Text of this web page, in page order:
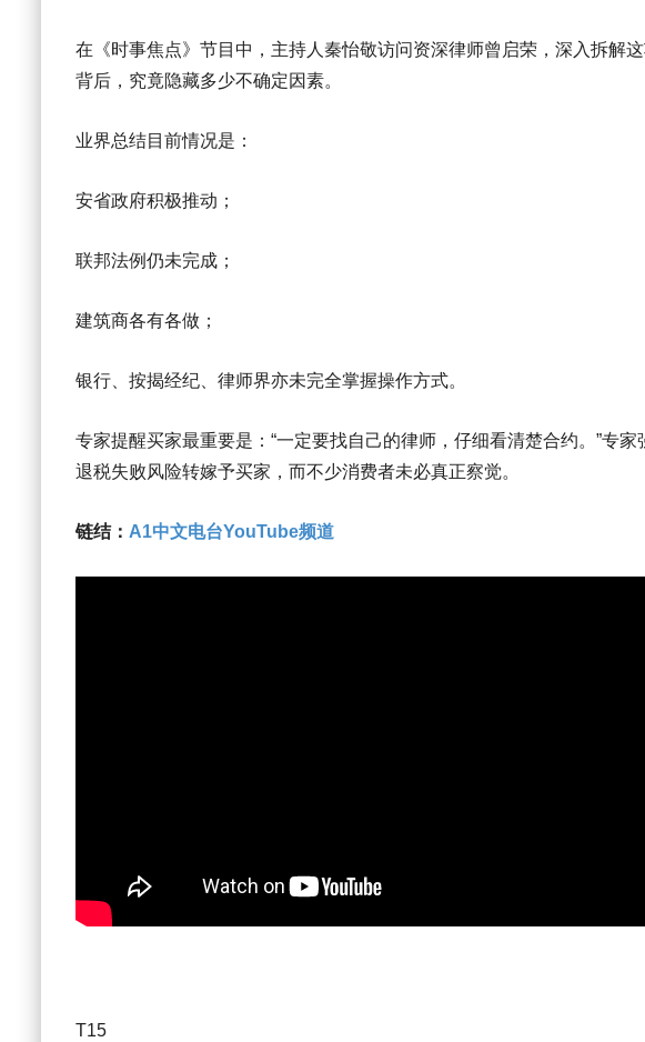
在《时事焦点》节目中，主持人秦怡敬访问资深律师曾启荣，深入拆解
背后，究竟隐藏多少不确定因素。
业界总结目前情况是：
安省政府积极推动；
联邦法例仍未完成；
建筑商各有各做；
银行、按揭经纪、律师界亦未完全掌握操作方式。
专家提醒买家最重要是：“一定要找自己的律师，仔细看清楚合约。”专
退税失败风险转嫁予买家，而不少消费者未必真正察觉。
链结： A1中文电台YouTube频道
T15